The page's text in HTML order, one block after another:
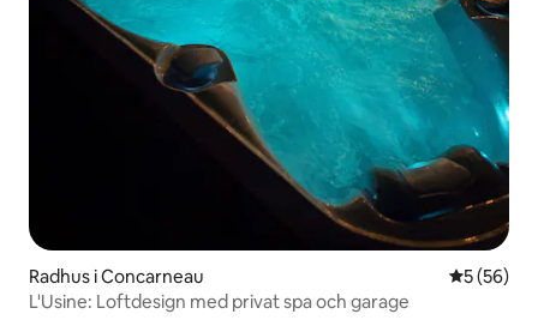
Radhus i Concarneau 5 av 5 i
5 (56)
L'Usine: Loftdesign med privat spa och garage